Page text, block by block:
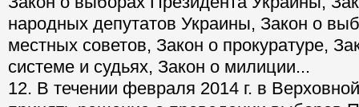
народных депутатов Украины, Закон о
местных советов, Закон о прокуратуре,
системе и судьях, Закон о милиции...
12. В течении февраля 2014 г. в